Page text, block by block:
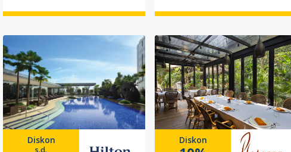
Diskon
s.d.
Diskon